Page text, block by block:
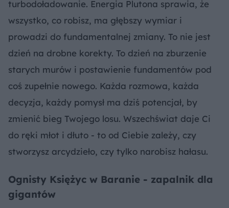
turbodoładowanie. Energia Plutona sprawia, że
wszystko, co robisz, ma głębszy wymiar i
prowadzi do fundamentalnej zmiany. To nie jest
dzień na drobne korekty. To dzień na zburzenie
starych murów i postawienie fundamentów pod
coś zupełnie nowego. Każda rozmowa, każda
decyzja, każdy pomysł ma dziś potencjał, by
zmienić bieg Twojego losu. Wszechświat daje Ci
do ręki młot i dłuto - to od Ciebie zależy, czy
stworzysz arcydzieło, czy tylko narobisz hałasu.
Ognisty Księżyc w Baranie - zapalnik dla
gigantów